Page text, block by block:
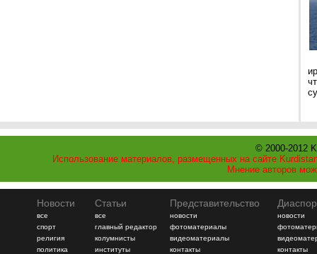
© 2000-2012
Использование материалов, размещенных на сайте
Мнение авторов
Новости
все
спорт
религия
политика
Статьи
все
главный редактор
колумнисты
институты
Представительство
новости
фотоматериалы
видеоматериалы
контакты
новости
контакты